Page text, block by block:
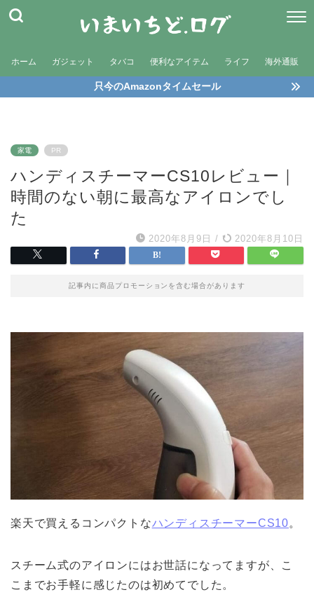
ホーム ガジェット タバコ 便利なアイテム ライフ 海外通販
只今のAmazonタイムセール
家電 PR
ハンディスチーマーCS10レビュー｜
時間のない朝に最高なアイロンでし
た
2020年8月9日 / 2020年8月10日
記事内に商品プロモーションを含む場合があります
楽天で買えるコンパクトなハンディスチーマーCS10。
スチーム式のアイロンにはお世話になってますが、こ
こまでお手軽に感じたのは初めてでした。